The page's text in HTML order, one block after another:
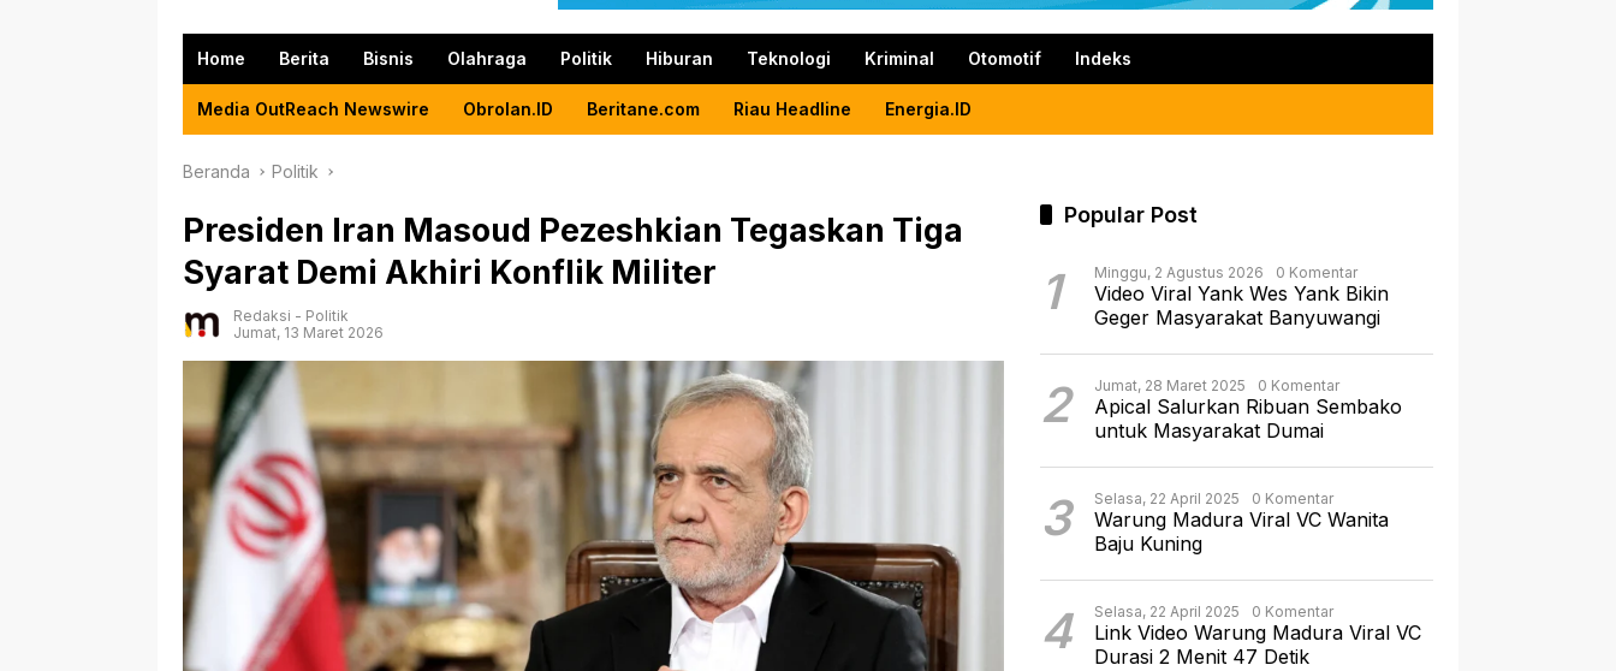
Home Berita Bisnis Olahraga Politik Hiburan Teknologi Kriminal Otomotif Indeks
Media OutReach Newswire Obrolan.ID Beritane.com Riau Headline Energia.ID
Beranda Politik
Presiden Iran Masoud Pezeshkian Tegaskan Tiga
Syarat Demi Akhiri Konflik Militer
Redaksi - Politik
Jumat, 13 Maret 2026
Popular Post
1 Minggu, 2 Agustus 2026 0 Komentar
Video Viral Yank Wes Yank Bikin
Geger Masyarakat Banyuwangi
2 Jumat, 28 Maret 2025 0 Komentar
Apical Salurkan Ribuan Sembako
untuk Masyarakat Dumai
3 Selasa, 22 April 2025 0 Komentar
Warung Madura Viral VC Wanita
Baju Kuning
4 Selasa, 22 April 2025 0 Komentar
Link Video Warung Madura Viral VC
Durasi 2 Menit 47 Detik